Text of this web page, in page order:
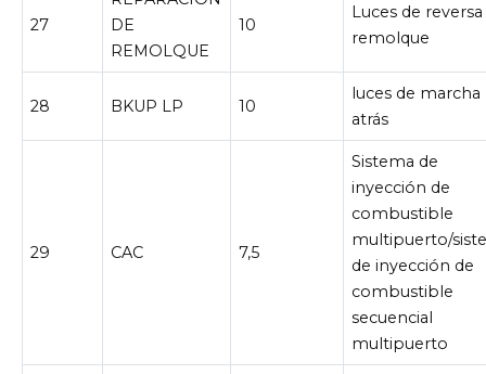
27
DE
REMOLQUE
10
Luces de
remolque
28 BKUP LP 10
luces de marcha
atrás
29 CAC 7,5
Sistema de
inyección de
combustible
multipuerto/
de inyección de
combustible
secuencial
multipuerto